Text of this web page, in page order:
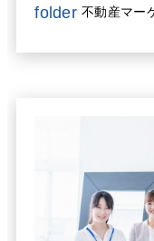
認知度向上のための
促進し、リアルタ
り入れることで、
folder 不動産マー